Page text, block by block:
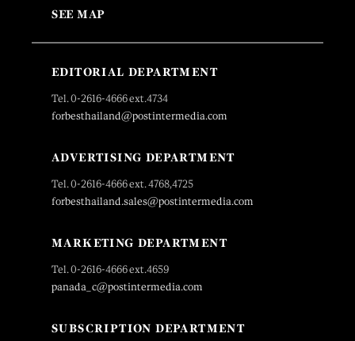
SEE MAP
EDITORIAL DEPARTMENT
Tel. 0-2616-4666 ext.4734
forbesthailand@postintermedia.com
ADVERTISING DEPARTMENT
Tel. 0-2616-4666 ext. 4768,4725
forbesthailand.sales@postintermedia.com
MARKETING DEPARTMENT
Tel. 0-2616-4666 ext.4659
panada_c@postintermedia.com
SUBSCRIPTION DEPARTMENT